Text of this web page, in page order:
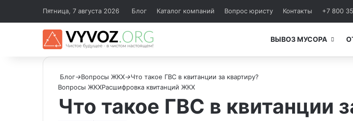
Пятница, 7 августа 2026 Блог Каталог компаний Вопрос юристу Контакты +7 800
ВЫВОЗ МУСОРА
Блог→Вопросы ЖКХ→Что такое ГВС в квитанции за квартиру?
Вопросы ЖКХРасшифровка квитанций ЖКХ
Что такое ГВС в квитанции